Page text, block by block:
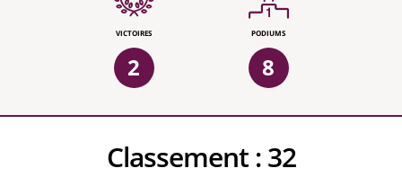
VICTOIRES
2
PODIUMS
8
Classement :32